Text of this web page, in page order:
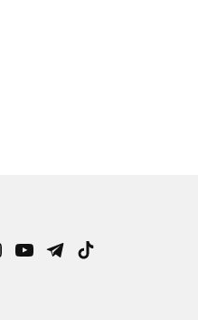
YouTubeTelegram
TikTok